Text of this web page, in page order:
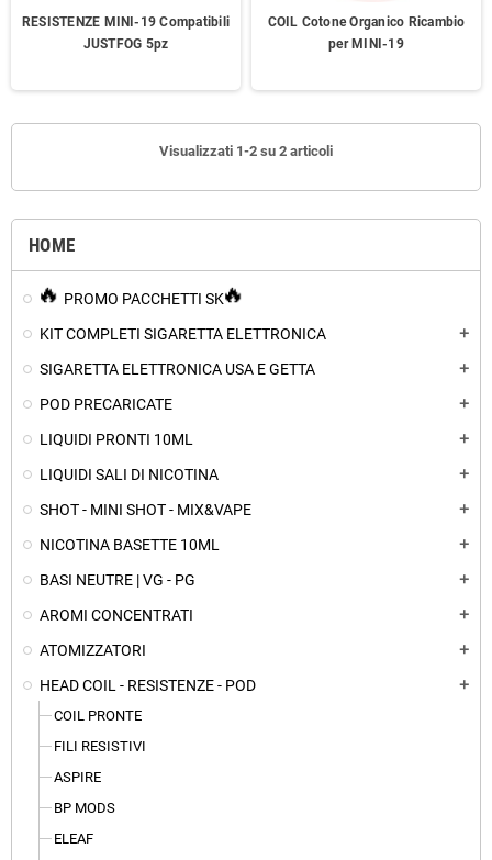
HOME
PROMO PACCHETTI SK
KIT COMPLETI SIGARETTA ELETTRONICA
add
SIGARETTA ELETTRONICA USA E GETTA add
POD PRECARICATE add
LIQUIDI PRONTI 10ML add
LIQUIDI SALI DI NICOTINA add
SHOT - MINI SHOT - MIX&VAPE add
NICOTINA BASETTE 10ML add
BASI NEUTRE | VG - PG add
AROMI CONCENTRATI add
ATOMIZZATORI add
HEAD COIL - RESISTENZE - POD add
COIL PRONTE
FILI RESISTIVI
ASPIRE
BP MODS
ELEAF
RESISTENZE MINI-19 Compatibili
JUSTFOG 5pz
COIL Cotone Organico Ricambio
per MINI-19
Visualizzati 1-2 su 2 articoli